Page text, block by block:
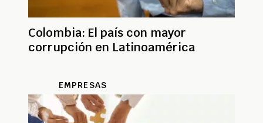
Colombia: El país con mayor
corrupción en Latinoamérica
EMPRESAS